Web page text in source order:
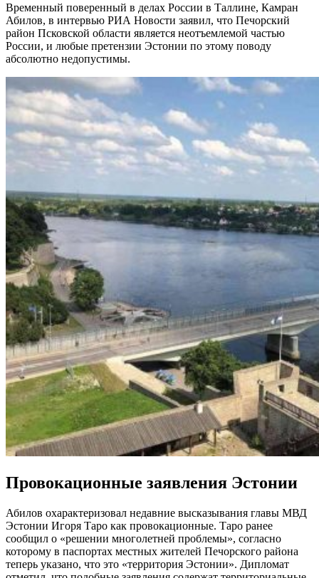
Временный поверенный в делах России в Таллине, Камран
Абилов, в интервью РИА Новости заявил, что Печорский
район Псковской области является неотъемлемой частью
России, и любые претензии Эстонии по этому поводу
абсолютно недопустимы.
Провокационные заявления Эстонии
Абилов охарактеризовал недавние высказывания главы МВД
Эстонии Игоря Таро как провокационные. Таро ранее
сообщил о «решении многолетней проблемы», согласно
которому в паспортах местных жителей Печорского района
теперь указано, что это «территория Эстонии». Дипломат